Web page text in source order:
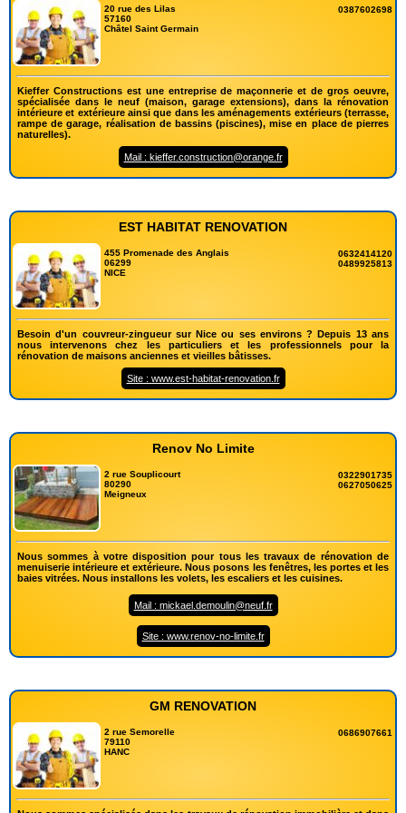
20 rue des Lilas
57160
Châtel Saint Germain
0387602698
Kieffer Constructions est une entreprise de maçonnerie et de gros oeuvre,
spécialisée dans le neuf (maison, garage extensions), dans la rénovation
intérieure et extérieure ainsi que dans les aménagements extérieurs (terrasse,
rampe de garage, réalisation de bassins (piscines), mise en place de pierres
naturelles).
Mail : kieffer.construction@orange.fr
EST HABITAT RENOVATION
455 Promenade des Anglais
06299
NICE
0632414120
0489925813
Besoin d'un couvreur-zingueur sur Nice ou ses environs ? Depuis 13 ans
nous intervenons chez les particuliers et les professionnels pour la
rénovation de maisons anciennes et vieilles bâtisses.
Site : www.est-habitat-renovation.fr
Renov No Limite
2 rue Souplicourt
80290
Meigneux
0322901735
0627050625
Nous sommes à votre disposition pour tous les travaux de rénovation de
menuiserie intérieure et extérieure. Nous posons les fenêtres, les portes et les
baies vitrées. Nous installons les volets, les escaliers et les cuisines.
Mail : mickael.demoulin@neuf.fr
Site : www.renov-no-limite.fr
GM RENOVATION
2 rue Semorelle
79110
HANC
0686907661